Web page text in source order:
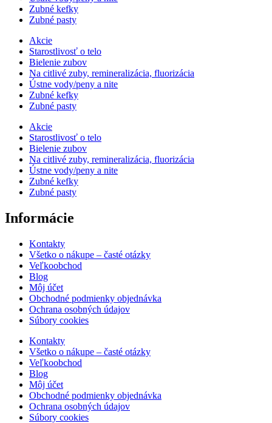
Zubné kefky
Zubné pasty
Akcie
Starostlivosť o telo
Bielenie zubov
Na citlivé zuby, remineralizácia, fluorizácia
Ústne vody/peny a nite
Zubné kefky
Zubné pasty
Akcie
Starostlivosť o telo
Bielenie zubov
Na citlivé zuby, remineralizácia, fluorizácia
Ústne vody/peny a nite
Zubné kefky
Zubné pasty
Informácie
Kontakty
Všetko o nákupe – časté otázky
Veľkoobchod
Blog
Môj účet
Obchodné podmienky objednávka
Ochrana osobných údajov
Súbory cookies
Kontakty
Všetko o nákupe – časté otázky
Veľkoobchod
Blog
Môj účet
Obchodné podmienky objednávka
Ochrana osobných údajov
Súbory cookies